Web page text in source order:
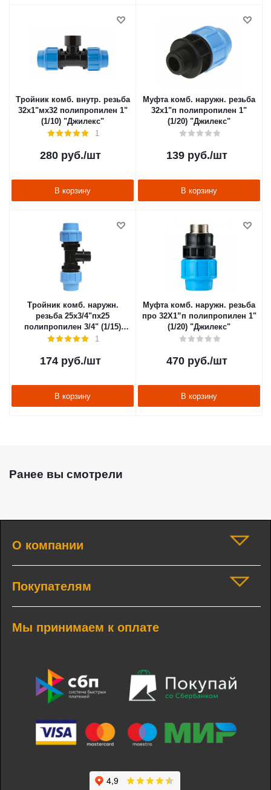
Тройник комб. внутр. резьба
32х1"мх32 полипропилен 1"
(1/10) "Джилекс"
1
280 руб./шт
В корзину
Муфта комб. наружн. резьба
32х1"п полипропилен 1"
(1/20) "Джилекс"
139 руб./шт
В корзину
Тройник комб. наружн.
резьба 25х3/4"пх25
полипропилен 3/4" (1/15)
"Джилекс"
1
174 руб./шт
В корзину
Муфта комб. наружн. резьба
про 32X1”п полипропилен 1"
(1/20) "Джилекс"
470 руб./шт
В корзину
Ранее вы смотрели
О компании
Покупателям
Мы принимаем к оплате